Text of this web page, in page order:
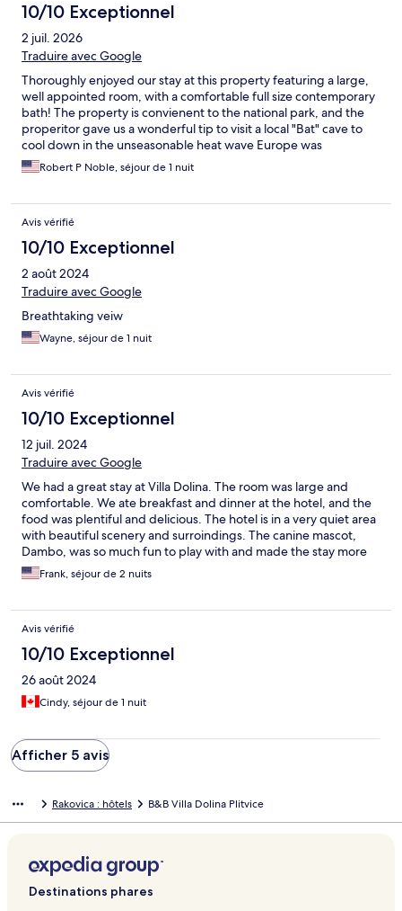
10/10 Exceptionnel
2 juil. 2026
Traduire avec Google
Thoroughly enjoyed our stay at this property featuring a large,
well appointed room, with a comfortable full size contemporary
bath! The property is convienent to the national park, and the
properitor gave us a wonderful tip to visit a local "Bat" cave to
cool down in the unseasonable heat wave Europe was
experiencing during our visit. The owner was delightful and
served a fabulous breakfast spread, with traditional euro
fresh eggs cooked to order. My only sour note was breakfast,
although wonderful , and worth the price charged, the name "
Bed & Breakfast" implies Breakfast is included?
Robert P Noble, séjour de 1 nuit
Avis vérifié
10/10 Exceptionnel
2 août 2024
Traduire avec Google
Breathtaking veiw
Wayne, séjour de 1 nuit
Avis vérifié
10/10 Exceptionnel
12 juil. 2024
Traduire avec Google
We had a great stay at Villa Dolina. The room was large and
comfortable. We ate breakfast and dinner at the hotel, and the
food was plentiful and delicious. The hotel is in a very quiet area
with beautiful scenery and surroindings. The canine mascot,
Dambo, was so much fun to play with and made the stay more
enjoyable. We can’t say enough positives about Villa Dolina.
Thank you Branimir (our wonderful host)!
Frank, séjour de 2 nuits
Avis vérifié
10/10 Exceptionnel
26 août 2024
Cindy, séjour de 1 nuit
Afficher 5 avis
Rakovica : hôtels B&B Villa Dolina Plitvice
Destinations phares